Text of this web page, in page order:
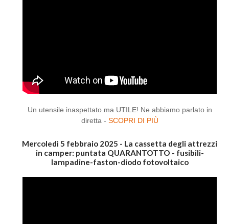
Un utensile inaspettato ma UTILE! Ne abbiamo parlato in
diretta - SCOPRI DI PIÙ
Mercoledì 5 febbraio 2025 - La cassetta degli attrezzi
in camper: puntata QUARANTOTTO - fusibili-
lampadine-faston-diodo fotovoltaico